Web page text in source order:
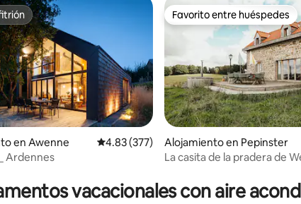
de 5, 171 reseñas
en Awenne Calificación promedio: 4.83 de 5, 377
4.83 (377)
Ardennes
Favorito entre huéspedes
Favorito entre huéspedes
Alojamiento en Pepinster
La casita de la pradera de
vacacionales con aire